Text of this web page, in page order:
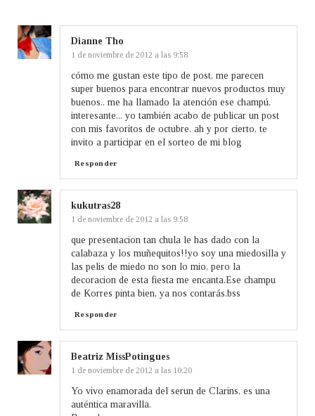
Dianne Tho
1 de noviembre de 2012 a las 9:58
cómo me gustan este tipo de post, me parecen
super buenos para encontrar nuevos productos muy
buenos.. me ha llamado la atención ese champú,
interesante... yo también acabo de publicar un post
con mis favoritos de octubre. ah y por cierto, te
invito a participar en el sorteo de mi blog
Responder
kukutras28
1 de noviembre de 2012 a las 9:58
que presentacion tan chula le has dado con la
calabaza y los muñequitos!!yo soy una miedosilla y
las pelis de miedo no son lo mio, pero la
decoracion de esta fiesta me encanta.Ese champu
de Korres pinta bien, ya nos contarás.bss
Responder
Beatriz MissPotingues
1 de noviembre de 2012 a las 10:20
Yo vivo enamorada del serun de Clarins, es una
auténtica maravilla.